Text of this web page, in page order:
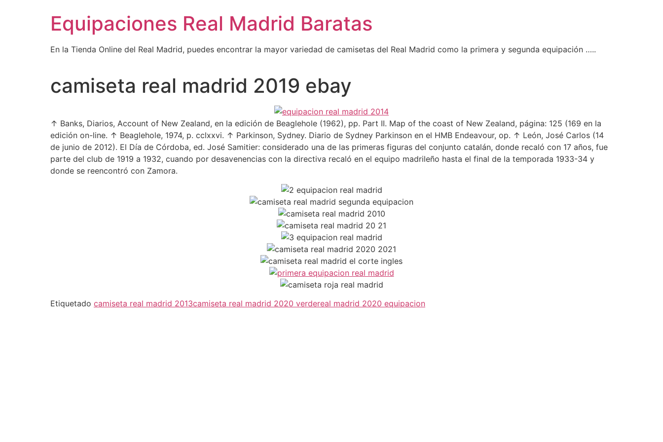
Equipaciones Real Madrid Baratas
En la Tienda Online del Real Madrid, puedes encontrar la mayor variedad de camisetas del Real Madrid como la primera y segunda equipación …..
camiseta real madrid 2019 ebay
↑ Banks, Diarios, Account of New Zealand, en la edición de Beaglehole (1962), pp. Part II. Map of the coast of New Zealand, página: 125 (169 en la
edición on-line. ↑ Beaglehole, 1974, p. cclxxvi. ↑ Parkinson, Sydney. Diario de Sydney Parkinson en el HMB Endeavour, op. ↑ León, José Carlos (14
de junio de 2012). El Día de Córdoba, ed. José Samitier: considerado una de las primeras figuras del conjunto catalán, donde recaló con 17 años, fue
parte del club de 1919 a 1932, cuando por desavenencias con la directiva recaló en el equipo madrileño hasta el final de la temporada 1933-34 y
donde se reencontró con Zamora.
Etiquetado camiseta real madrid 2013camiseta real madrid 2020 verdereal madrid 2020 equipacion